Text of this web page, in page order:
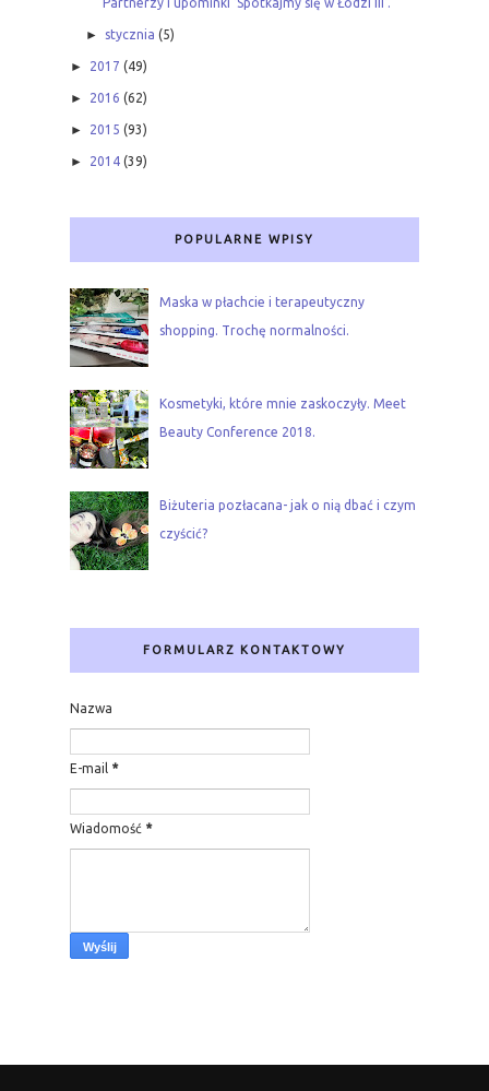
Partnerzy i upominki 'Spotkajmy się w Łodzi III'.
► stycznia (5)
► 2017 (49)
► 2016 (62)
► 2015 (93)
► 2014 (39)
POPULARNE WPISY
Maska w płachcie i terapeutyczny
shopping. Trochę normalności.
Kosmetyki, które mnie zaskoczyły. Meet
Beauty Conference 2018.
Biżuteria pozłacana- jak o nią dbać i czym
czyścić?
FORMULARZ KONTAKTOWY
Nazwa
E-mail *
Wiadomość *